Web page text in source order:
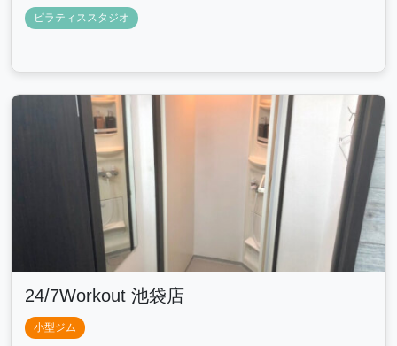
ピラティススタジオ
24/7Workout 池袋店
小型ジム